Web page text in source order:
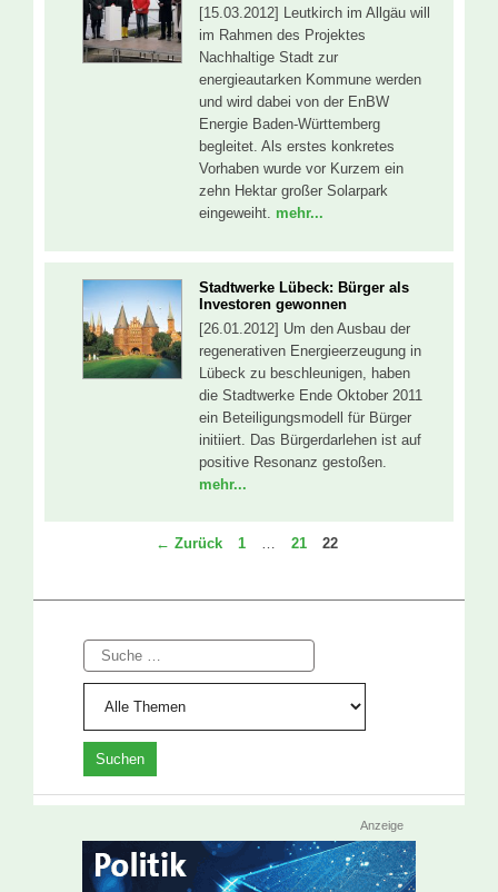
[15.03.2012] Leutkirch im Allgäu will
im Rahmen des Projektes
Nachhaltige Stadt zur
energieautarken Kommune werden
und wird dabei von der EnBW
Energie Baden-Württemberg
begleitet. Als erstes konkretes
Vorhaben wurde vor Kurzem ein
zehn Hektar großer Solarpark
eingeweiht. mehr...
Stadtwerke Lübeck: Bürger als
Investoren gewonnen
[26.01.2012] Um den Ausbau der
regenerativen Energieerzeugung in
Lübeck zu beschleunigen, haben
die Stadtwerke Ende Oktober 2011
ein Beteiligungsmodell für Bürger
initiiert. Das Bürgerdarlehen ist auf
positive Resonanz gestoßen.
mehr...
← Zurück Seite
1 … Seite
21 Seite
22
Suche
Anzeige